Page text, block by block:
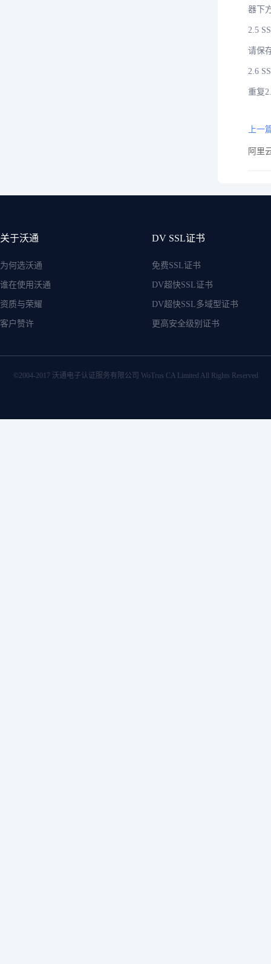
器下
2.5
请保
2.6
重复
上一
阿里
关于沃通
为何选沃通
谁在使用沃通
资质与荣耀
客户赞许
DV SSL证书
免费SSL证书
DV超快SSL证书
DV超快SSL多域型证书
更高安全级别证书
©2004-2017 沃通电子认证服务有限公司 WoTrus CA Limited All Rights Reserved